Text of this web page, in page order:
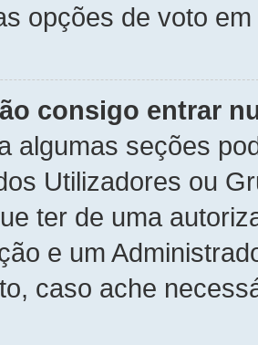
opções de voto
consigo entrar
algumas seções
Utilizadores ou
ter de uma
e um
caso ache